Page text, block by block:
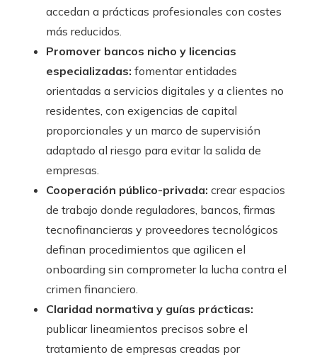
accedan a prácticas profesionales con costes
más reducidos.
Promover bancos nicho y licencias
especializadas: fomentar entidades
orientadas a servicios digitales y a clientes no
residentes, con exigencias de capital
proporcionales y un marco de supervisión
adaptado al riesgo para evitar la salida de
empresas.
Cooperación público-privada: crear espacios
de trabajo donde reguladores, bancos, firmas
tecnofinancieras y proveedores tecnológicos
definan procedimientos que agilicen el
onboarding sin comprometer la lucha contra el
crimen financiero.
Claridad normativa y guías prácticas:
publicar lineamientos precisos sobre el
tratamiento de empresas creadas por